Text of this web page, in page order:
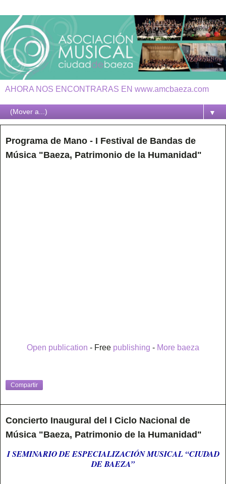
AHORA NOS ENCONTRARAS EN www.amcbaeza.com
▼
Programa de Mano - I Festival de Bandas de
Música "Baeza, Patrimonio de la Humanidad"
Open publication - Free publishing - More baeza
Compartir
Concierto Inaugural del I Ciclo Nacional de
Música "Baeza, Patrimonio de la Humanidad"
I SEMINARIO DE ESPECIALIZACIÓN MUSICAL “CIUDAD
DE BAEZA”